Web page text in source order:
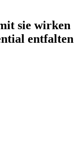
sie wirken
entfalten